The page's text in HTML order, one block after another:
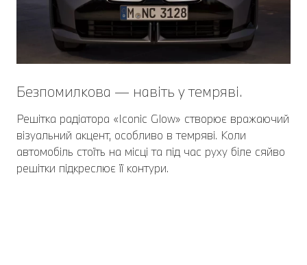
Безпомилкова — навіть у темряві.
Решітка радіатора «Iconic Glow» створює вражаючий
візуальний акцент, особливо в темряві. Коли
автомобіль стоїть на місці та під час руху біле сяйво
решітки підкреслює її контури.